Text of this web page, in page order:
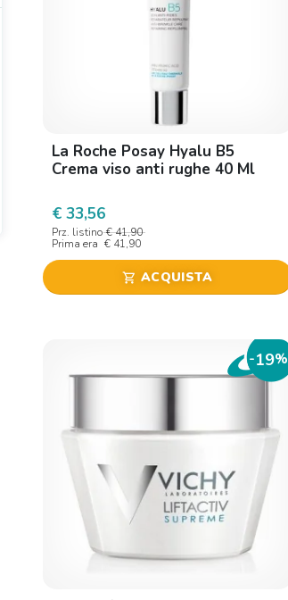
La Roche Posay Hyalu B5
Crema viso anti rughe 40 Ml
€ 33,56
Prz. listino € 41,90
Prima era € 41,90
shopping_cart ACQUISTA
-19%